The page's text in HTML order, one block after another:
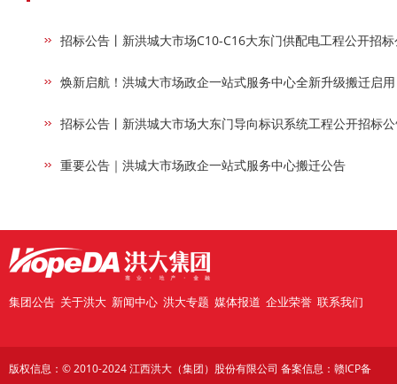
招标公告丨新洪城大市场C10-C16大东门供配电工程公开招
焕新启航！洪城大市场政企一站式服务中心全新升级搬迁启用
招标公告丨新洪城大市场大东门导向标识系统工程公开招标
重要公告｜洪城大市场政企一站式服务中心搬迁公告
集团公告 关于洪大 新闻中心 洪大专题 媒体报道 企业荣誉 联系我们
版权信息：© 2010-2024 江西洪大（集团）股份有限公司 备案信息： 赣ICP备